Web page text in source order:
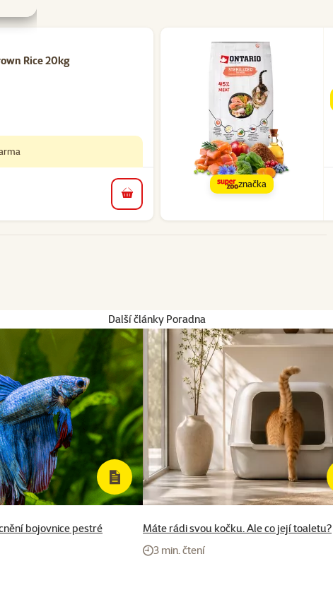
Rice 20kg
2
do košíku
značka
Další články Poradna
bojovnice pestré
Máte rádi svou kočku. Ale co její toaletu?
3 min. čtení